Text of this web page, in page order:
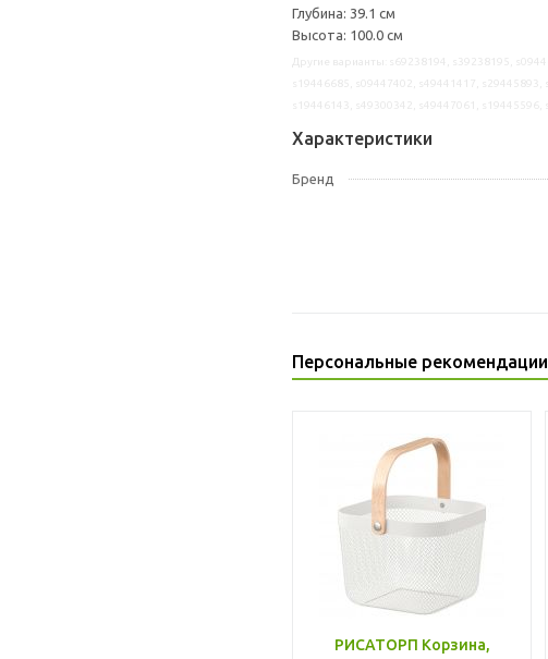
Глубина: 39.1 см
Высота: 100.0 см
Характеристики
Бренд
Персональные рекомендации
РИСАТОРП Корзина,